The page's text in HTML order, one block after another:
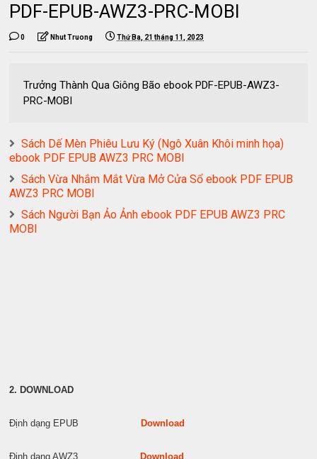
PDF-EPUB-AWZ3-PRC-MOBI
0 Nhut Truong Thứ Ba, 21 tháng 11, 2023
Trưởng Thành Qua Giông Bão ebook PDF-EPUB-AWZ3-
PRC-MOBI
Sách Dế Mèn Phiêu Lưu Ký (Ngô Xuân Khôi minh họa)
ebook PDF EPUB AWZ3 PRC MOBI
Sách Vừa Nhắm Mắt Vừa Mở Cửa Sổ ebook PDF EPUB
AWZ3 PRC MOBI
Sách Người Bạn Ảo Ảnh ebook PDF EPUB AWZ3 PRC
MOBI
2. DOWNLOAD
Định dạng EPUB Download
Định dạng AWZ3 Download